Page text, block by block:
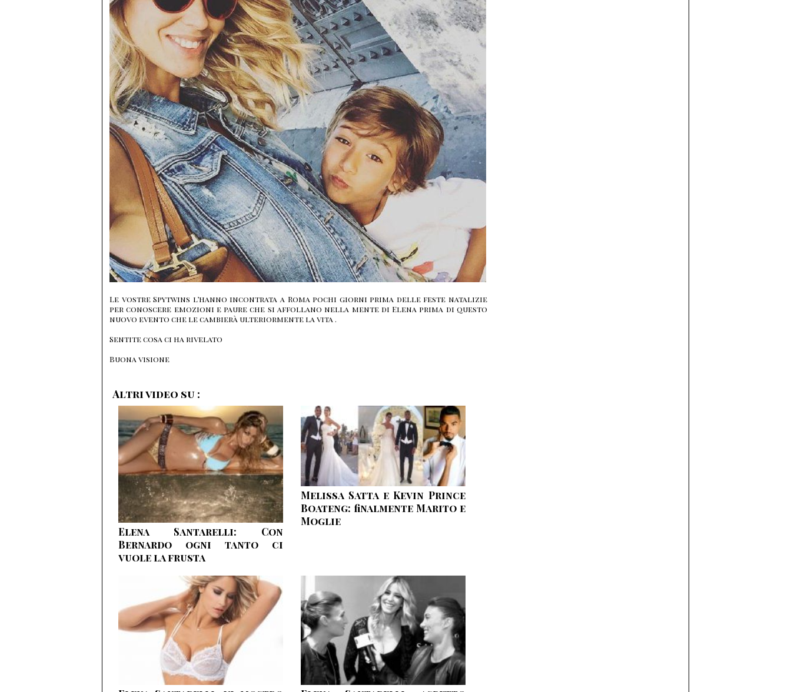
Le vostre Spytwins l’hanno incontrata a Roma pochi giorni prima delle feste natalizie
per conoscere emozioni e paure che si affollano nella mente di Elena prima di questo
nuovo evento che le cambierà ulteriormente la vita .
Sentite cosa ci ha rivelato
Buona visione
Altri video su :
Elena Santarelli: Con
Bernardo ogni tanto ci
vuole la frusta
Melissa Satta e Kevin Prince
Boateng: finalmente Marito e
Moglie